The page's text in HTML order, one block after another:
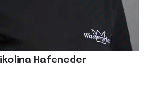
Hafeneder